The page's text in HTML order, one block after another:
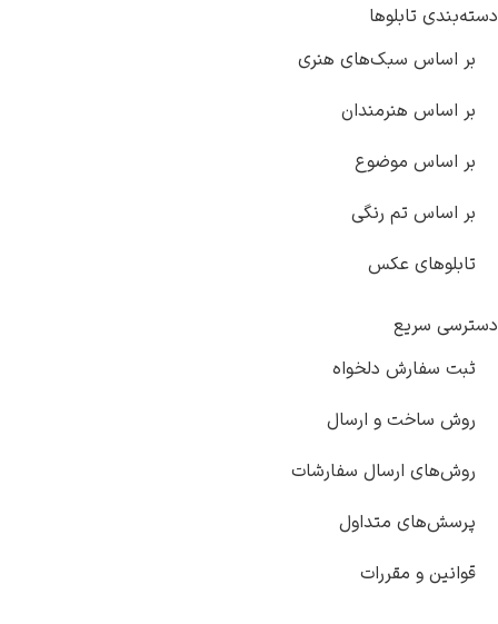
دسته‌بندی تابلوها
بر اساس سبک‌های هنری
بر اساس هنرمندان
بر اساس موضوع
بر اساس تم رنگی
تابلوهای عکس
دسترسی سریع
ثبت سفارش دلخواه
روش ساخت و ارسال
روش‌های ارسال سفارشات
پرسش‌های متداول
قوانین و مقررات